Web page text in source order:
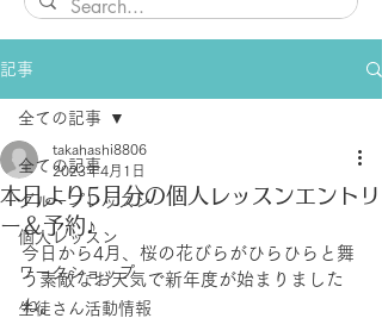
記事
全ての記事
グループレッスン
個人レッスン
ワークショップ
生徒さん活動情報
全ての記事
本日より5月分の個人レッスンエントリ
ー＆予約♪
takahashi8806
2023年4月1日
今日から4月、桜の花びらがひらひらと舞
う素敵なお天気で新年度が始まりました
ね。